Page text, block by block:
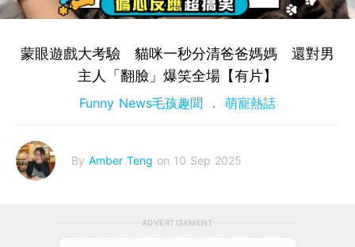
蒙眼遊戲大考驗 貓咪一秒分清爸爸媽媽 還對男
主人「翻臉」爆笑全場【有片】
Funny News毛孩趣聞 萌寵熱話
By Amber Teng on 10 Sep 2025
ADVERTISEMENT